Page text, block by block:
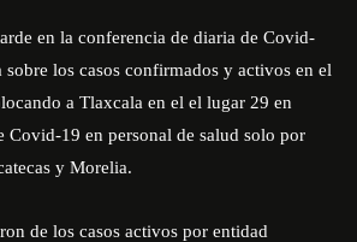
en la conferencia de diaria de Covid-
sobre los casos confirmados y activos en el
a Tlaxcala en el el lugar 29 en
Covid-19 en personal de salud solo por
y Morelia.
de los casos activos por entidad